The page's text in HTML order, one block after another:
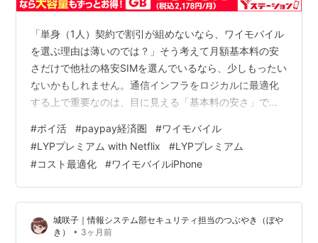
「単身（1人）契約で割引が組めないなら、ワイモバイル
を選ぶ理由は薄いのでは？」そう考えて月額基本料の安
さだけで他社の格安SIMを選んでいるなら、少しもったい
ないかもしれません。通信インフラをロジカルに最適化
する上で重要なのは、目に見える「基本料の安さ」では
ルコスト（ROI）」です。今回は、日常的にPayPayや
Yahoo!ショッピングを利用するポイ活ユーザー視点に立
ち、ワイモバイルが持つ経済圏シナジーを検証します。 1
人契約でも関係なし？月額508円の「LYPプレミアム」が
追加料金なしで使える価値 ワイモバイルを契約する上で
見逃せないインセンテ…
#ポイ活 #paypay経済圏 #ワイモバイル
#LYPプレミアム with Netflix #LYPプレミアム
#コスト最適化 #ワイモバイルiPhone
城咲子｜情報システム部セキュリティ担当のつぶやき（ぼや
き）
• 3ヶ月前